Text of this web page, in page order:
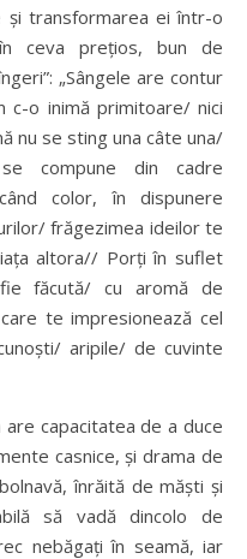
și transformarea ei într-o
ceva prețios, bun de
„Sângele are contur
c-o inimă primitoare/ nici
nu se sting una câte una/
compune din cadre
color, în dispunere
frăgezimea ideilor te
altora// Porți în suflet
făcută/ cu aromă de
te impresionează cel
aripile/ de cuvinte
are capacitatea de a duce
casnice, și drama de
înrăită de măști și
să vadă dincolo de
nebăgați în seamă, iar